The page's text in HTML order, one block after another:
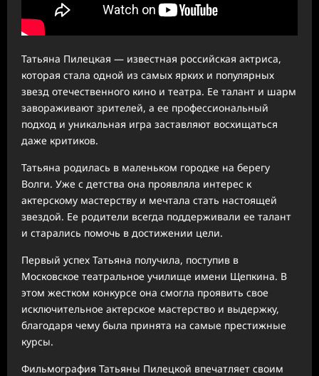
Татьяна Пилецкая — известная российская актриса,
которая стала одной из самых ярких и популярных
звезд отечественного кино и театра. Ее талант и шарм
завораживают зрителей, а ее профессиональный
подход и уникальная игра заставляют восхищаться
даже критиков.
Татьяна родилась в маленьком городке на берегу
Волги. Уже с детства она проявляла интерес к
актерскому мастерству и мечтала стать настоящей
звездой. Ее родители всегда поддерживали ее талант
и старались помочь в достижении цели.
Первый успех Татьяна получила, поступив в
Московское театральное училище имени Щепкина. В
этом жестком конкурсе она смогла проявить свое
исключительное актерское мастерство и выдержку,
благодаря чему была принята на самые престижные
курсы.
Фильмография Татьяны Пилецкой впечатляет своим